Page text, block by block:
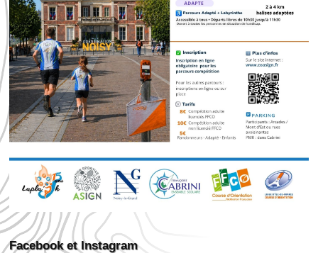
Facebook et Instagram